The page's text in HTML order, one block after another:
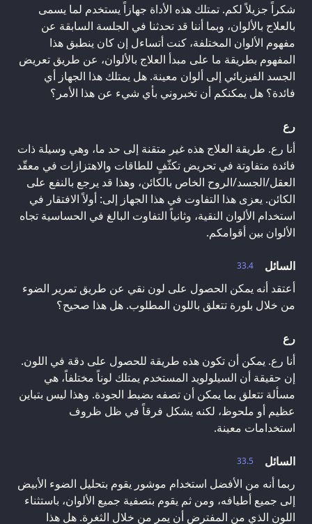
شكراً جزيلاً لكم. تمتلك هذه الأداة جهازاً يستخدم لما يسمى
بالعلاج بالألوان، وبما أننا قد تحدثنا في الجلسة السابقة عن
مفهوم الألوان المختلفة، كنت أتساءل إن كان ينطبق هذا
المفهوم بطريقة ما على مبدأ العلاج بالألوان، عن طريق تعريض
الجسد الفيزيائي إلى ألوان معينة. هل يمتلك هذا الجهاز أي
فائدة؟ هل يمكنكم أن تخبروني بأي شيء عن هذا الأمر؟
رع
أنا رع. طريقة العلاج هذه غير متقنة إلى حد ما، وهي وسيلة ذات
فائدة متفاوتة في تحريض تكثّفٍ للطاقات والاهتزازات في معقّد
العقل/الجسد/الروح الخاص بالكائن، وهذا قد يرجع بالنفع على
الكائن. يعزى هذا التفاوت في هذا الجهاز إلى: أولاً الافتقار في
استخدام الألوان النقية، وثانياً التفاوت البالغ في الحساسية تجاه
الألوان بين أقوامكم.
33.4
السائل
أعتقد أنه يمكن الحصول على لون نقي عن طريق تمرير الضوء
من خلال بلورة تتعلق باللون المطلوب. هل هذا صحيح؟
رع
أنا رع. يمكن أن تكون هذه طريقة للحصول على دقة في اللون.
إن حقيقة أن السيلولويد المستخدم يمتلك لوناً مختلفاً، هي
مسألة تتعلق بما يمكن أن تصفه بضبط الجودة. وهذا ليس بتباين
عظيم أو ملحوظ، لكنه يشكل فرقاً في ظل ظروف
استخدامات معينة.
33.5
السائل
ربما أنه من الأفضل استخدام موشور يقوم بتحليل الضوء الأبيض
إلى جميع أطيافه، ومن ثم يقوم بتصفية جميع الألوان، باستثناء
اللون الذي من المفترض أن يمر من خلال الثغرة. هل هذا